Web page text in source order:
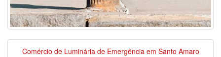
Comércio de Luminária de Emergência em Santo Amaro